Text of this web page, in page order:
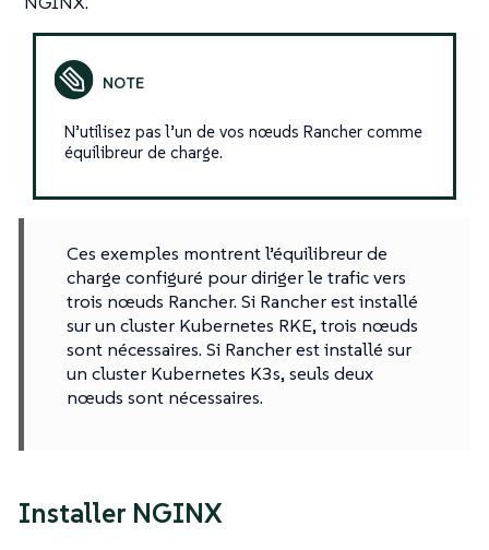
N’utilisez pas l’un de vos nœuds Rancher comme
équilibreur de charge.
Ces exemples montrent l’équilibreur de
charge configuré pour diriger le trafic vers
trois nœuds Rancher. Si Rancher est installé
sur un cluster Kubernetes RKE, trois nœuds
sont nécessaires. Si Rancher est installé sur
un cluster Kubernetes K3s, seuls deux
nœuds sont nécessaires.
Installer NGINX